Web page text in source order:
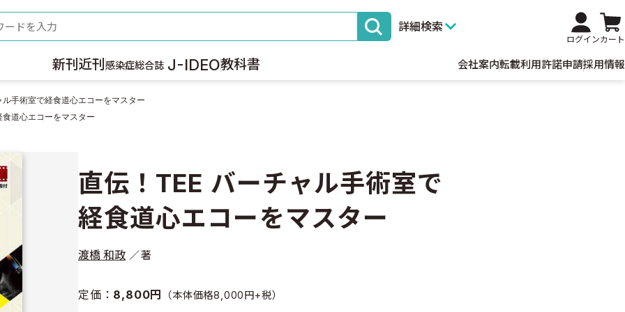
詳細検索
ログインカート
新刊 近刊 感染症総合誌 J-IDEO教科書 会社案内転載利用許諾申請採用情報
手術室で経食道心エコーをマスター
道心エコーをマスター
直伝！TEE バーチャル手術室で
経食道心エコーをマスター
渡橋 和政 著
定価： 8,800円 （本体価格8,000円+税）